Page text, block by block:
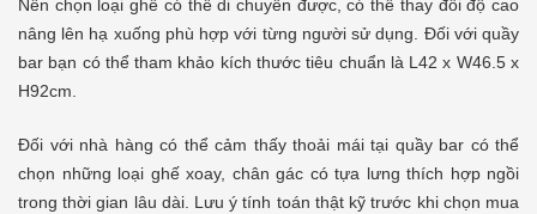
Nên chọn loại ghế có thể di chuyển được, có thể thay đổi độ cao
nâng lên hạ xuống phù hợp với từng người sử dụng. Đối với quầy
bar bạn có thể tham khảo kích thước tiêu chuẩn là L42 x W46.5 x
H92cm.
Đối với nhà hàng có thể cảm thấy thoải mái tại quầy bar có thể
chọn những loại ghế xoay, chân gác có tựa lưng thích hợp ngồi
trong thời gian lâu dài. Lưu ý tính toán thật kỹ trước khi chọn mua